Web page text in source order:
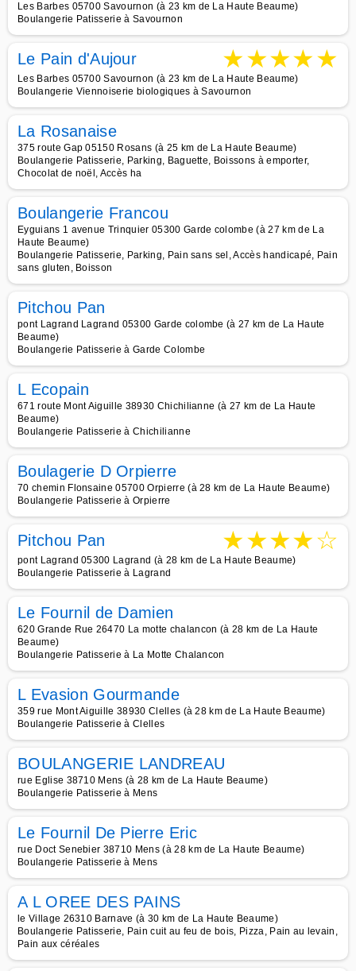
Les Barbes 05700 Savournon (à 23 km de La Haute Beaume)
Boulangerie Patisserie à Savournon
Le Pain d'Aujour ★★★★★
Les Barbes 05700 Savournon (à 23 km de La Haute Beaume)
Boulangerie Viennoiserie biologiques à Savournon
La Rosanaise
375 route Gap 05150 Rosans (à 25 km de La Haute Beaume)
Boulangerie Patisserie, Parking, Baguette, Boissons à emporter,
Chocolat de noël, Accès ha
Boulangerie Francou
Eyguians 1 avenue Trinquier 05300 Garde colombe (à 27 km de La
Haute Beaume)
Boulangerie Patisserie, Parking, Pain sans sel, Accès handicapé, Pain
sans gluten, Boisson
Pitchou Pan
pont Lagrand Lagrand 05300 Garde colombe (à 27 km de La Haute
Beaume)
Boulangerie Patisserie à Garde Colombe
L Ecopain
671 route Mont Aiguille 38930 Chichilianne (à 27 km de La Haute
Beaume)
Boulangerie Patisserie à Chichilianne
Boulagerie D Orpierre
70 chemin Flonsaine 05700 Orpierre (à 28 km de La Haute Beaume)
Boulangerie Patisserie à Orpierre
Pitchou Pan ★★★★☆
pont Lagrand 05300 Lagrand (à 28 km de La Haute Beaume)
Boulangerie Patisserie à Lagrand
Le Fournil de Damien
620 Grande Rue 26470 La motte chalancon (à 28 km de La Haute
Beaume)
Boulangerie Patisserie à La Motte Chalancon
L Evasion Gourmande
359 rue Mont Aiguille 38930 Clelles (à 28 km de La Haute Beaume)
Boulangerie Patisserie à Clelles
BOULANGERIE LANDREAU
rue Eglise 38710 Mens (à 28 km de La Haute Beaume)
Boulangerie Patisserie à Mens
Le Fournil De Pierre Eric
rue Doct Senebier 38710 Mens (à 28 km de La Haute Beaume)
Boulangerie Patisserie à Mens
A L OREE DES PAINS
le Village 26310 Barnave (à 30 km de La Haute Beaume)
Boulangerie Patisserie, Pain cuit au feu de bois, Pizza, Pain au levain,
Pain aux céréales